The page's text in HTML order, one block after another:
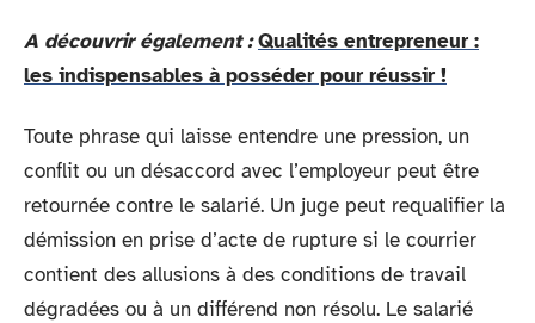
A découvrir également : Qualités entrepreneur :
les indispensables à posséder pour réussir !
Toute phrase qui laisse entendre une pression, un
conflit ou un désaccord avec l’employeur peut être
retournée contre le salarié. Un juge peut requalifier la
démission en prise d’acte de rupture si le courrier
contient des allusions à des conditions de travail
dégradées ou à un différend non résolu. Le salarié